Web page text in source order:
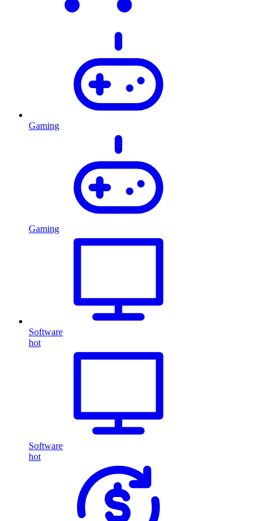
Gaming
Gaming
Software
hot
Software
hot